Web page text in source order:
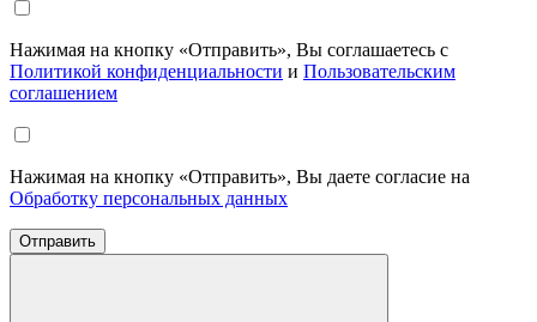
Нажимая на кнопку «Отправить», Вы соглашаетесь с
Политикой конфиденциальности и Пользовательским
соглашением
Нажимая на кнопку «Отправить», Вы даете согласие на
Обработку персональных данных
Отправить